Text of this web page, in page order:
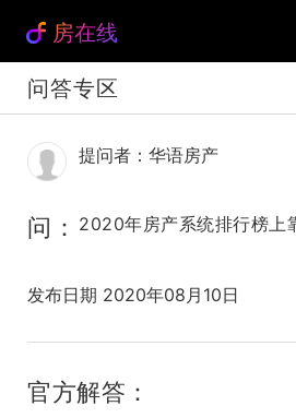
房在线
问答专区
提问者：华语房产
问： 2020年房产系统排行榜上
发布日期 2020年08月10日
官方解答：